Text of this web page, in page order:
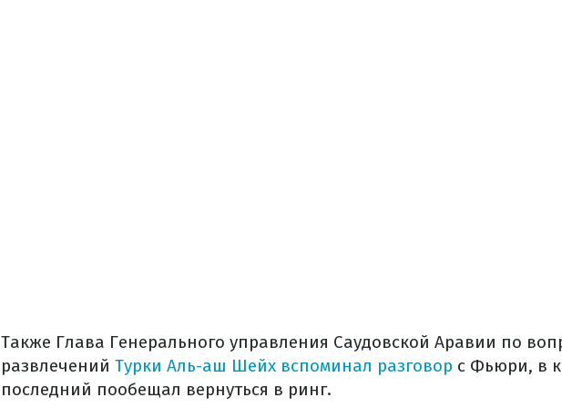
Также Глава Генерального управления Саудовской Аравии по
развлечений Турки Аль-аш Шейх вспоминал разговор с Фьюри, в
последний пообещал вернуться в ринг.